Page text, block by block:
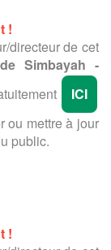
!
directeur de cet
Simbayah -
ICI
ou mettre à jour
public.
!